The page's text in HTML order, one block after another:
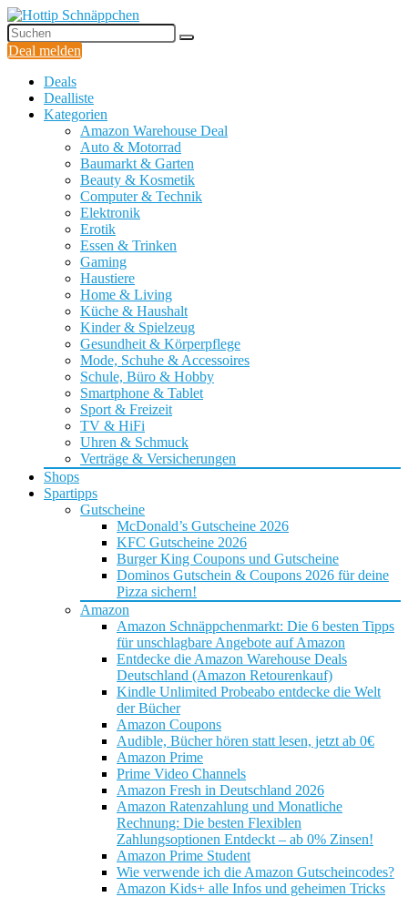
Deal melden
Deals
Dealliste
Kategorien
Amazon Warehouse Deal
Auto & Motorrad
Baumarkt & Garten
Beauty & Kosmetik
Computer & Technik
Elektronik
Erotik
Essen & Trinken
Gaming
Haustiere
Home & Living
Küche & Haushalt
Kinder & Spielzeug
Gesundheit & Körperpflege
Mode, Schuhe & Accessoires
Schule, Büro & Hobby
Smartphone & Tablet
Sport & Freizeit
TV & HiFi
Uhren & Schmuck
Verträge & Versicherungen
Shops
Spartipps
Gutscheine
McDonald’s Gutscheine 2026
KFC Gutscheine 2026
Burger King Coupons und Gutscheine
Dominos Gutschein & Coupons 2026 für deine
Pizza sichern!
Amazon
Amazon Schnäppchenmarkt: Die 6 besten Tipps
für unschlagbare Angebote auf Amazon
Entdecke die Amazon Warehouse Deals
Deutschland (Amazon Retourenkauf)
Kindle Unlimited Probeabo entdecke die Welt
der Bücher
Amazon Coupons
Audible, Bücher hören statt lesen, jetzt ab 0€
Amazon Prime
Prime Video Channels
Amazon Fresh in Deutschland 2026
Amazon Ratenzahlung und Monatliche
Rechnung: Die besten Flexiblen
Zahlungsoptionen Entdeckt – ab 0% Zinsen!
Amazon Prime Student
Wie verwende ich die Amazon Gutscheincodes?
Amazon Kids+ alle Infos und geheimen Tricks